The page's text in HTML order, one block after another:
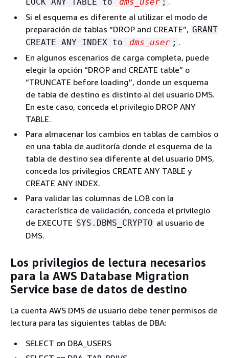
Si el esquema es diferente al utilizar el modo de
preparación de tablas “DROP and CREATE”, GRANT
CREATE ANY INDEX to
dms_user ; .
En algunos escenarios de carga completa, puede
elegir la opción “DROP and CREATE table” o
“TRUNCATE before loading”, donde un esquema
de tabla de destino es distinto al del usuario DMS.
En este caso, conceda el privilegio DROP ANY
TABLE.
Para almacenar los cambios en tablas de cambios o
en una tabla de auditoría donde el esquema de la
tabla de destino sea diferente al del usuario DMS,
conceda los privilegios CREATE ANY TABLE y
CREATE ANY INDEX.
Para validar las columnas de LOB con la
característica de validación, conceda el privilegio
de EXECUTE SYS.DBMS_CRYPTO al usuario de
DMS.
Los privilegios de lectura necesarios
para la AWS Database Migration
Service base de datos de destino
La cuenta AWS DMS de usuario debe tener permisos de
lectura para las siguientes tablas de DBA:
SELECT on DBA_USERS